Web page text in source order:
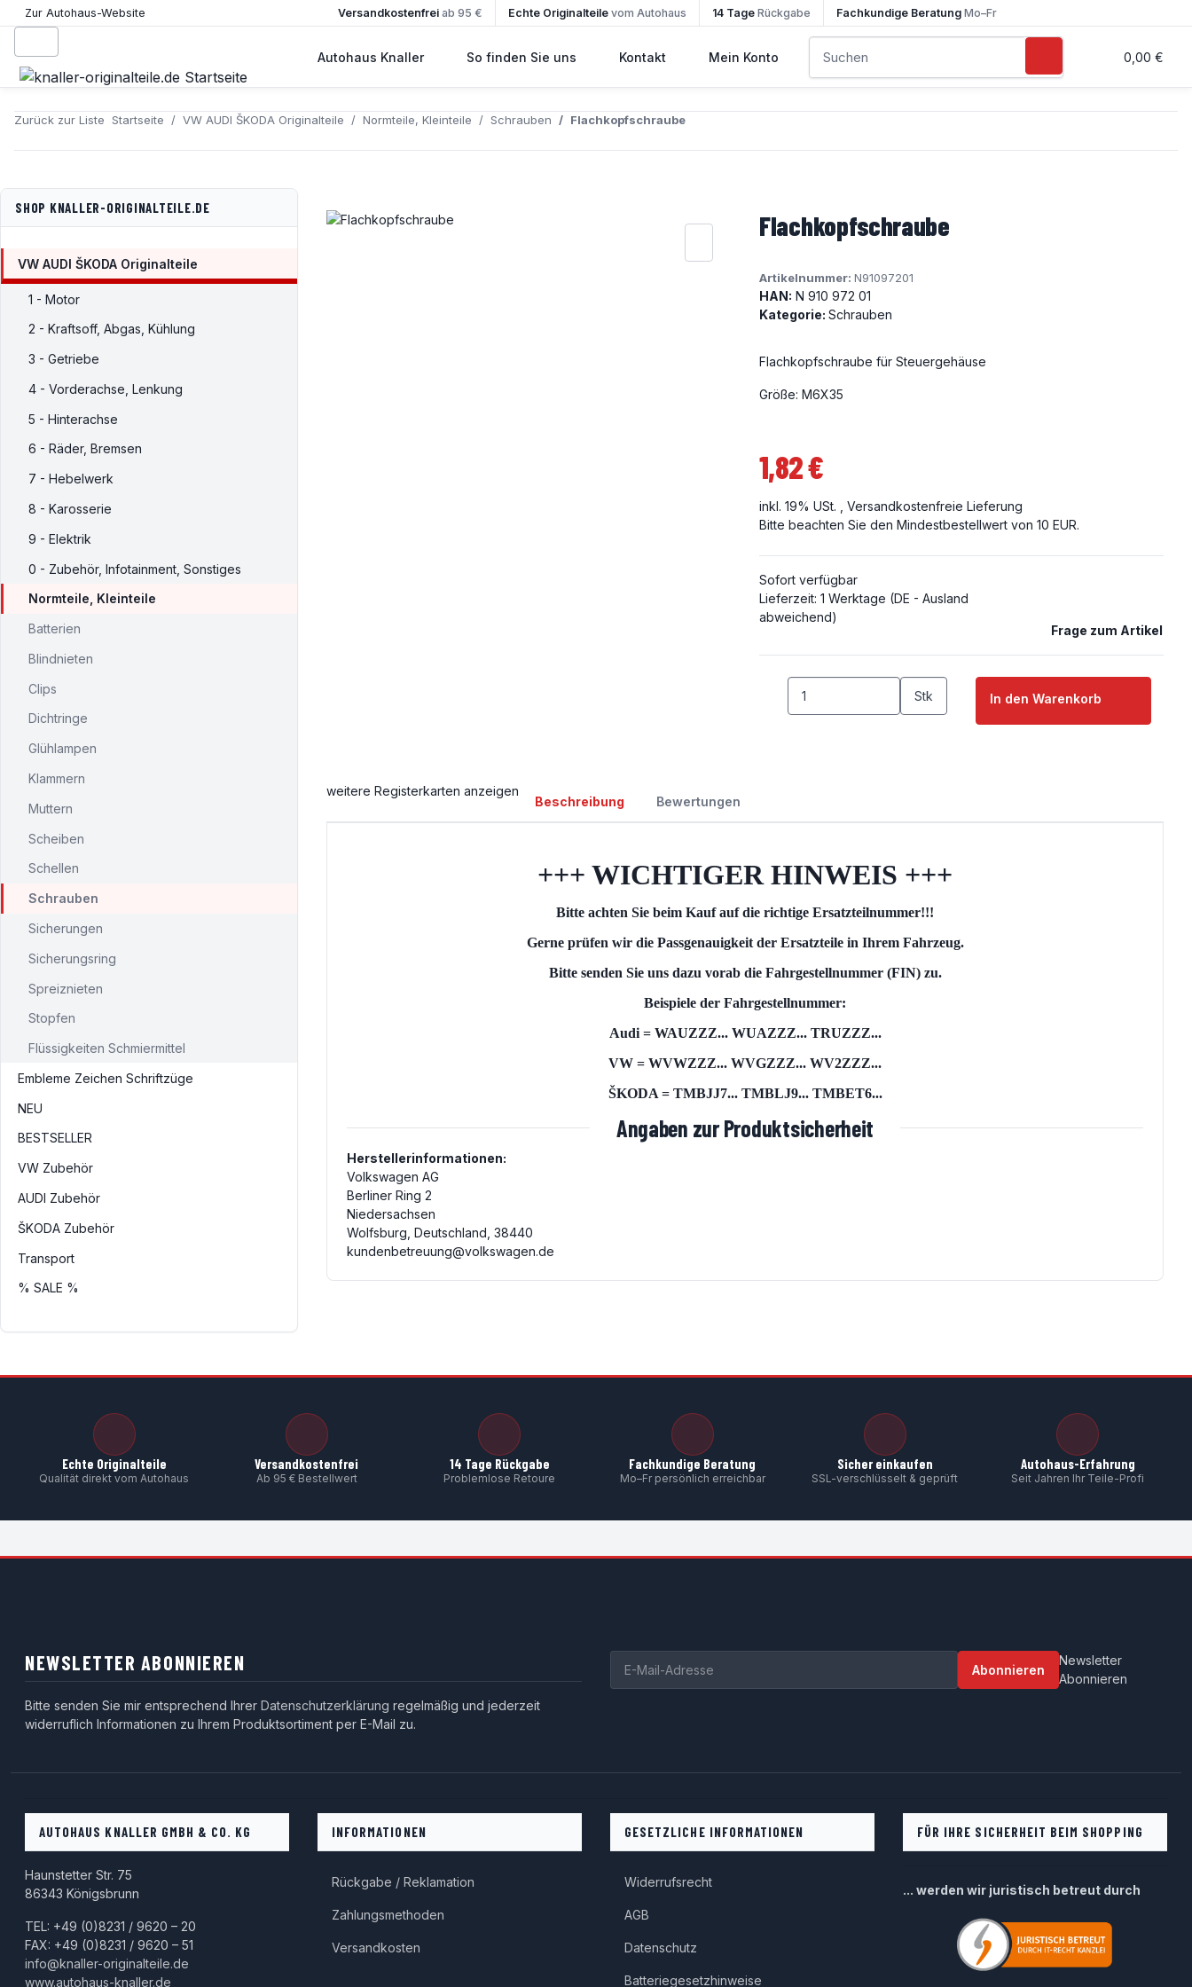
Versandkostenfreiab 95 € Echte Originalteilevom Autohaus 14 TageRückgabe Fachkundige BeratungMo–Fr
Zur Autohaus-Website
0,00 €
Autohaus Knaller So finden Sie uns Kontakt Mein Konto
Zurück zur Liste Startseite VW AUDI ŠKODA Originalteile Normteile, Kleinteile Schrauben Flachkopfschraube
Flachkopfschraube
Artikelnummer: N91097201
HAN: N 910 972 01
Kategorie: Schrauben
Flachkopfschraube für Steuergehäuse
Größe: M6X35
1,82 €
inkl. 19% USt. , Versandkostenfreie Lieferung
Bitte beachten Sie den Mindestbestellwert von 10 EUR.
Sofort verfügbar
Lieferzeit: 1 Werktage (DE - Ausland
abweichend)
Frage zum Artikel
Stk In den Warenkorb
weitere Registerkarten anzeigen
Beschreibung Bewertungen
+++ WICHTIGER HINWEIS +++
Bitte achten Sie beim Kauf auf die richtige Ersatzteilnummer!!!
Gerne prüfen wir die Passgenauigkeit der Ersatzteile in Ihrem Fahrzeug.
Bitte senden Sie uns dazu vorab die Fahrgestellnummer (FIN) zu.
Beispiele der Fahrgestellnummer:
Audi = WAUZZZ... WUAZZZ... TRUZZZ...
VW = WVWZZZ... WVGZZZ... WV2ZZZ...
ŠKODA = TMBJJ7... TMBLJ9... TMBET6...
Angaben zur Produktsicherheit
Herstellerinformationen:
Volkswagen AG
Berliner Ring 2
Niedersachsen
Wolfsburg, Deutschland, 38440
kundenbetreuung@volkswagen.de
SHOP KNALLER-ORIGINALTEILE.DE
VW AUDI ŠKODA Originalteile
1 - Motor
2 - Kraftsoff, Abgas, Kühlung
3 - Getriebe
4 - Vorderachse, Lenkung
5 - Hinterachse
6 - Räder, Bremsen
7 - Hebelwerk
8 - Karosserie
9 - Elektrik
0 - Zubehör, Infotainment, Sonstiges
Normteile, Kleinteile
Batterien
Blindnieten
Clips
Dichtringe
Glühlampen
Klammern
Muttern
Scheiben
Schellen
Schrauben
Sicherungen
Sicherungsring
Spreiznieten
Stopfen
Flüssigkeiten Schmiermittel
Embleme Zeichen Schriftzüge
NEU
BESTSELLER
VW Zubehör
AUDI Zubehör
ŠKODA Zubehör
Transport
% SALE %
Echte Originalteile
Qualität direkt vom Autohaus
Versandkostenfrei
Ab 95 € Bestellwert
14 Tage Rückgabe
Problemlose Retoure
Fachkundige Beratung
Mo–Fr persönlich erreichbar
Sicher einkaufen
SSL-verschlüsselt & geprüft
Autohaus-Erfahrung
Seit Jahren Ihr Teile-Profi
NEWSLETTER ABONNIEREN
Bitte senden Sie mir entsprechend Ihrer Datenschutzerklärung regelmäßig und jederzeit
widerruflich Informationen zu Ihrem Produktsortiment per E-Mail zu.
Abonnieren
Newsletter
Abonnieren
AUTOHAUS KNALLER GMBH & CO. KG
Haunstetter Str. 75
86343 Königsbrunn
TEL: +49 (0)8231 / 9620 – 20
FAX: +49 (0)8231 / 9620 – 51
info@knaller-originalteile.de
www.autohaus-knaller.de
INFORMATIONEN
Rückgabe / Reklamation
Zahlungsmethoden
Versandkosten
GESETZLICHE INFORMATIONEN
Widerrufsrecht
AGB
Datenschutz
Batteriegesetzhinweise
FÜR IHRE SICHERHEIT BEIM SHOPPING
... werden wir juristisch betreut durch